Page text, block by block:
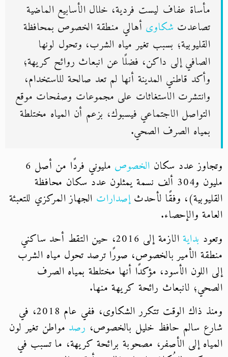
مأساة عفاف ليست فردية، خلال الأسابيع الماضية
تصاعدت شكاوى أهالي منطقة الخصوص بمحافظة
القليوبية؛ بسبب تغير مياه الشرب، وتحول لونها
الصافي إلى داكن، فضلًا عن انبعاث روائح كريهة؛
وأكد قاطني المدينة أنها لم تعد صالحة للاستخدام،
وانتشرت الاستغاثات على مجموعات وصفحات موقع
التواصل الاجتماعي فيسبوك، بزعم أن المياه مختلطة
بمياه الصرف الصحي.
وتجاوز عدد سكان الخصوص
مليوني فردًا من أصل 6
مليون و304 ألف نسمة يمثلون
عدد سكان محافظة
القليوبية)، وفقًا لأحدثإصدارات الجهاز المركزي للتعبئة
العامة والإحصاء.
وتعود بداية
الازمة إلى 2016، حين التقط أحد ساكني
منطقة الأمير بالخصوص، صورًا ترصد تحول مياه الشرب
إلى اللون الأسود، مؤكدًا أنها مختلطة بمياه الصرف
الصحي؛ لانبعاث رائحة كريهة منها.
ومنذ ذاك الوقت تتكرر الشكاوى، ففي عام 2018، في
شارع سالم حافظ خليل بالخصوص، رصد مواطن تغير لون
المياه إلى الأصفر، مصحوبة برائحة كريهة، ما تسبب في